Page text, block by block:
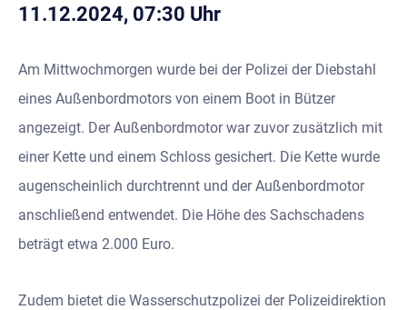
11.12.2024, 07:30 Uhr
Am Mittwochmorgen wurde bei der Polizei der Diebstahl
eines Außenbordmotors von einem Boot in Bützer
angezeigt. Der Außenbordmotor war zuvor zusätzlich mit
einer Kette und einem Schloss gesichert. Die Kette wurde
augenscheinlich durchtrennt und der Außenbordmotor
anschließend entwendet. Die Höhe des Sachschadens
beträgt etwa 2.000 Euro.
Zudem bietet die Wasserschutzpolizei der Polizeidirektion